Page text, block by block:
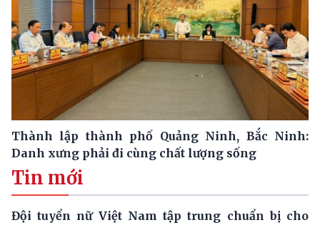
Thành lập thành phố Quảng Ninh, Bắc Ninh:
Danh xưng phải đi cùng chất lượng sống
Tin mới
Đội tuyển nữ Việt Nam tập trung chuẩn bị cho